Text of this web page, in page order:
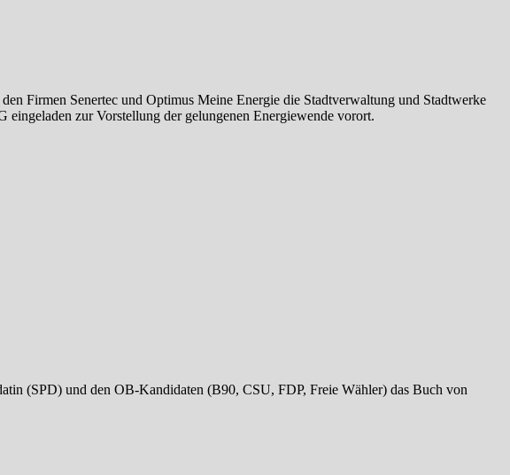
Firmen Senertec und Optimus Meine Energie die Stadtverwaltung und Stadtwerke
zur Vorstellung der gelungenen Energiewende vorort.
(SPD) und den OB-Kandidaten (B90, CSU, FDP, Freie Wähler) das Buch von